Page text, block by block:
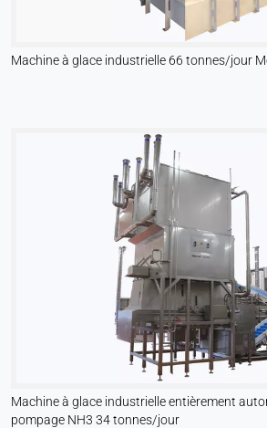
Machine à glace industrielle 66 tonnes/jour
Machine à glace industrielle entièrement
pompage NH3 34 tonnes/jour